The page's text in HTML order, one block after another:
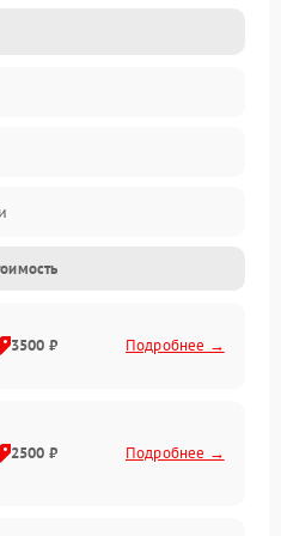
проблемы
3500 ₽ Подробнее →
2500 ₽ Подробнее →